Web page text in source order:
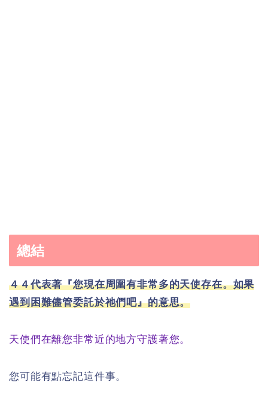
總結
４４代表著『您現在周圍有非常多的天使存在。如果
遇到困難儘管委託於祂們吧』的意思。
天使們在離您非常近的地方守護著您。
您可能有點忘記這件事。